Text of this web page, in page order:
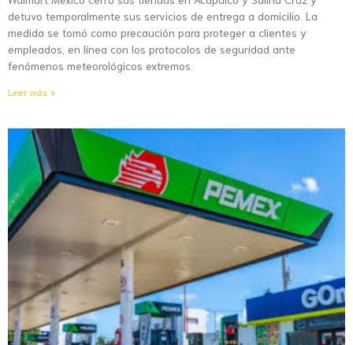
detuvo temporalmente sus servicios de entrega a domicilio. La
medida se tomó como precaución para proteger a clientes y
empleados, en línea con los protocolos de seguridad ante
fenómenos meteorológicos extremos.
Leer más »